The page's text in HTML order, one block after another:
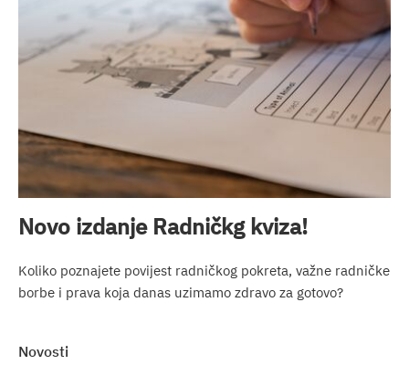
Novo izdanje Radničkg kviza!
Koliko poznajete povijest radničkog pokreta, važne radničke
borbe i prava koja danas uzimamo zdravo za gotovo?
novosti